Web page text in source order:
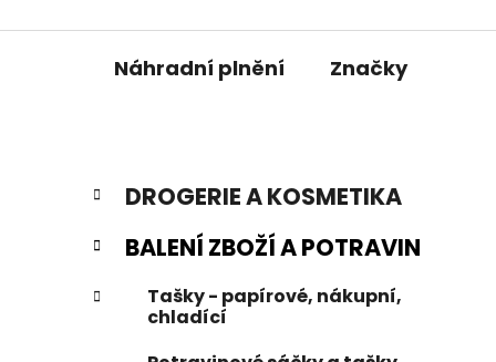
Náhradní plnění Značky
P
o
s
r
Přeskočit
kategorie
K
a
t
e
o
DROGERIE A KOSMETIKA
BALENÍ ZBOŽÍ A POTRAVIN
Tašky - papírové, nákupní,
chladící